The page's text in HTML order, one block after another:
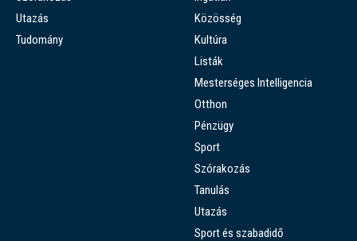
Utazás
Tudomány
Közösség
Kultúra
Listák
Mesterséges Intelligencia
Otthon
Pénzügy
Sport
Szórakozás
Tanulás
Utazás
Sport és szabadidő